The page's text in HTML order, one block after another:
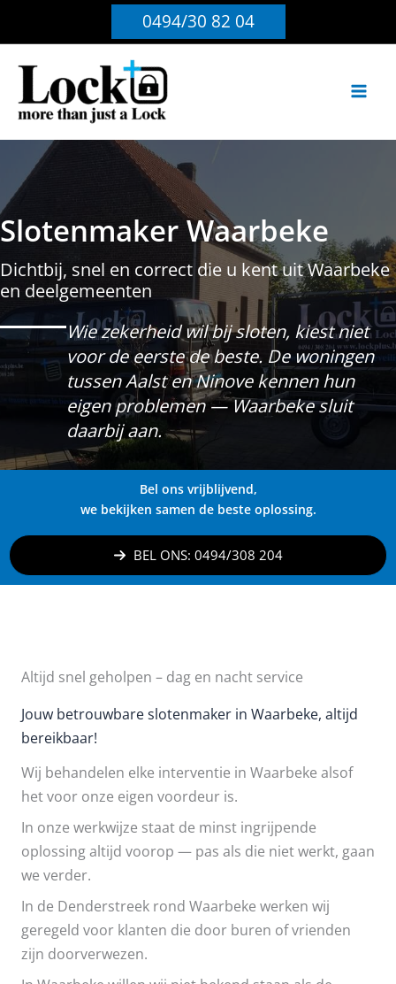
0494/30 82 04
Slotenmaker Waarbeke
Dichtbij, snel en correct die u kent uit Waarbeke
en deelgemeenten
Wie zekerheid wil bij sloten, kiest niet
voor de eerste de beste. De woningen
tussen Aalst en Ninove kennen hun
eigen problemen — Waarbeke sluit
daarbij aan.
Bel ons vrijblijvend,
we bekijken samen de beste oplossing.
BEL ONS: 0494/308 204
Altijd snel geholpen – dag en nacht service
Jouw betrouwbare slotenmaker in Waarbeke, altijd
bereikbaar!
Wij behandelen elke interventie in Waarbeke alsof
het voor onze eigen voordeur is.
In onze werkwijze staat de minst ingrijpende
oplossing altijd voorop — pas als die niet werkt, gaan
we verder.
In de Denderstreek rond Waarbeke werken wij
geregeld voor klanten die door buren of vrienden
zijn doorverwezen.